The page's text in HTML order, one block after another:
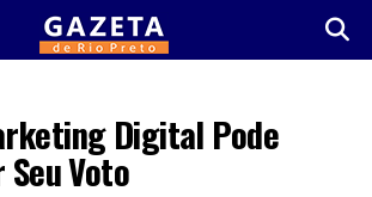
Digital Pode
Voto